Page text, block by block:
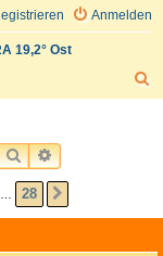
Anmelden
19,2° Ost
SUCHEERWEITERTE
28